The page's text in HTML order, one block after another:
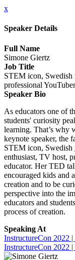
x
Speaker Details
Full Name
Simone Giertz
Job Title
STEM icon, Swedish
professional
Speaker Bio
As educators one of
students' curiosity
learning. That’s why
keynote speaker, the
STEM icon, Swedish
enthusiast, TV host,
educator. Her TED
encouraged kids and
creation and to be
perspective into the
educators and
process of creation.
Speaking At
InstructureCon 2022
InstructureCon 2022